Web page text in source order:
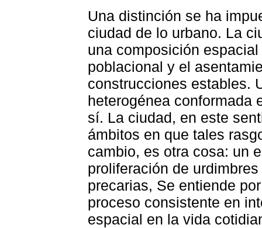
Una distinción se ha
ciudad de lo urbano. La
una composición
poblacional y el
construcciones estables.
heterogénea conformada
sí. La ciudad, en este
ámbitos en que tales
cambio, es otra cosa: un
proliferación de
precarias, Se entiende
proceso consistente en
espacial en la vida